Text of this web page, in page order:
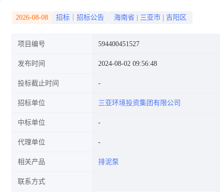
2026-08-08 招标｜招标公告 海南省 三亚市 吉阳区
项目编号 594400451527
发布时间 2024-08-02 09:56:48
投标截止时间
招标单位 三亚环境投资集团有限公司
中标单位
代理单位
相关产品 排泥泵
联系方式